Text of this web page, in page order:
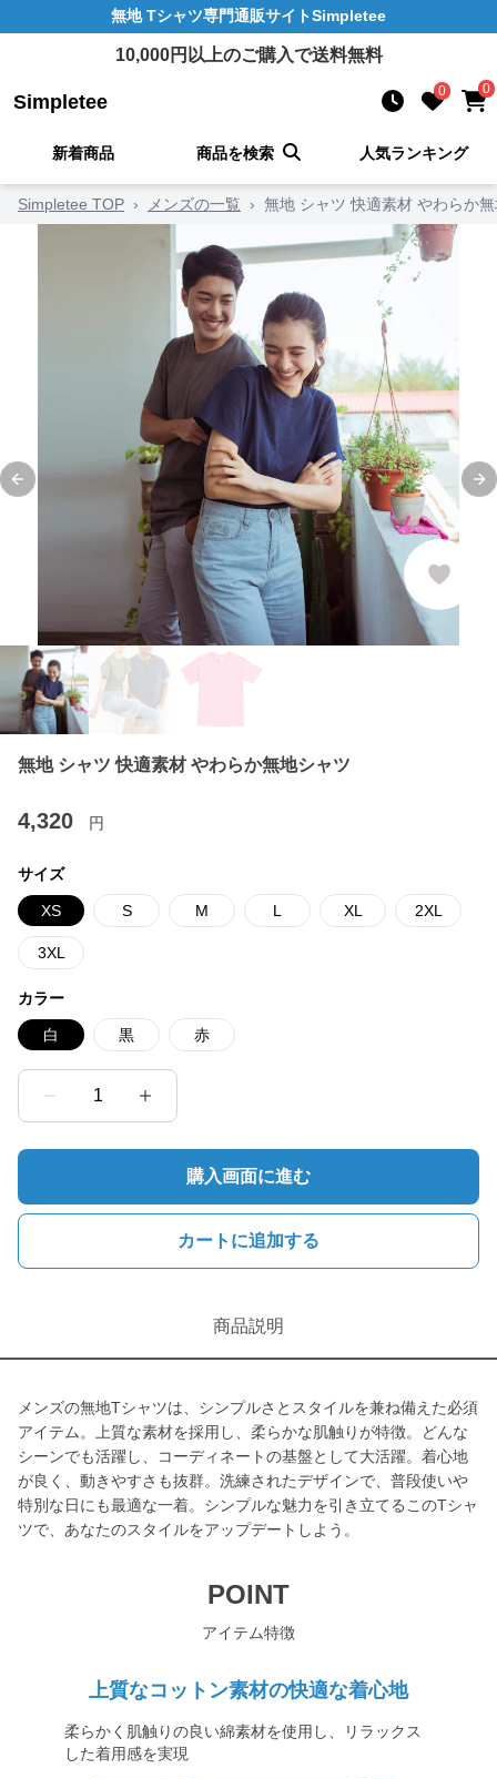
無地 Tシャツ専門通販サイトSimpletee
10,000円以上のご購入で送料無料
Simpletee 0 0
新着商品 商品を検索 人気ランキング
Simpletee TOP › メンズの一覧 › 無地 シャツ 快適素材 やわらか
Previous slide
無地 シャツ 快適素材 やわらか無地シャツ
4,320 円
サイズ
XS S M L XL 2XL
3XL
カラー
白 黒 赤
1
購入画面に進む
カートに追加する
商品説明
メンズの無地Tシャツは、シンプルさとスタイルを兼ね備えた必須
アイテム。上質な素材を採用し、柔らかな肌触りが特徴。どんな
シーンでも活躍し、コーディネートの基盤として大活躍。着心地
が良く、動きやすさも抜群。洗練されたデザインで、普段使いや
特別な日にも最適な一着。シンプルな魅力を引き立てるこのTシャ
ツで、あなたのスタイルをアップデートしよう。
POINT
アイテム特徴
上質なコットン素材の快適な着心地
柔らかく肌触りの良い綿素材を使用し、リラックス
した着用感を実現